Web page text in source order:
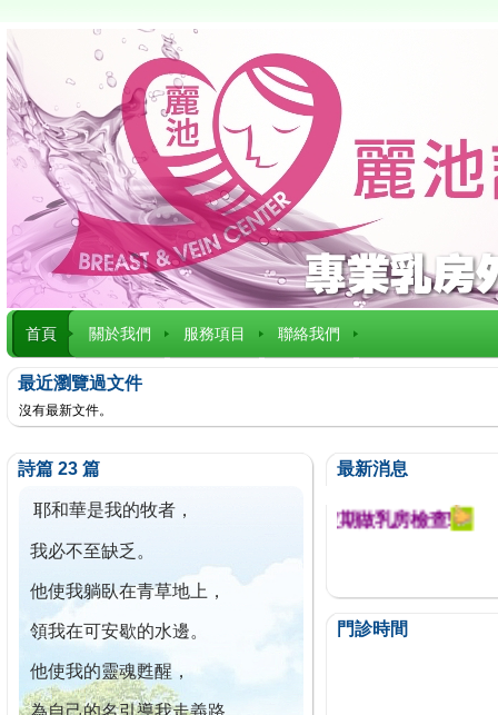
首頁 關於我們 服務項目 聯絡我們
最近瀏覽過文件
沒有最新文件。
詩篇 23 篇
耶和華是我的牧者，
我必不至缺乏。
他使我躺臥在青草地上，
領我在可安歇的水邊。
他使我的靈魂甦醒，
為自己的名引導我走義路。
最新消息
今已篩檢出1700位乳癌患者,提醒您定期做乳房檢查!
門診時間